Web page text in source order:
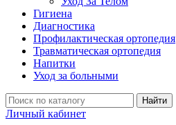
Гигиена
Диагностика
Профилактическая ортопедия
Травматическая ортопедия
Напитки
Уход за больными
Найти
Личный кабинет